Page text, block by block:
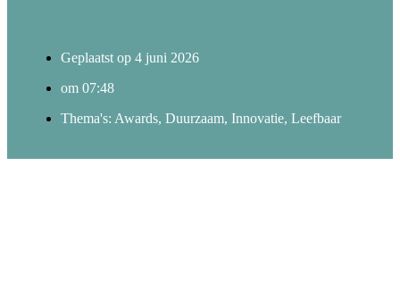
Geplaatst op 4 juni 2026
om 07:48
Thema's: Awards, Duurzaam, Innovatie, Leefbaar